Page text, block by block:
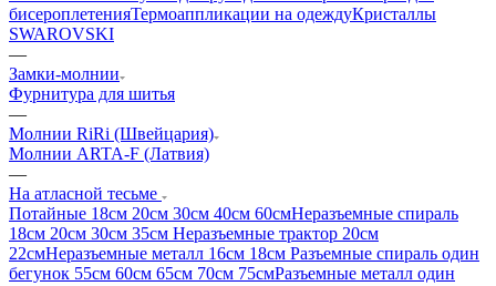
бисероплетенияТермоаппликации на одеждуКристаллы
SWAROVSKI
—
Замки-молнии
Фурнитура для шитья
—
Молнии RiRi (Швейцария)
Молнии ARTA-F (Латвия)
—
На атласной тесьме
Потайные 18см 20см 30см 40см 60смНеразъемные спираль
18см 20см 30см 35см Неразъемные трактор 20см
22смНеразъемные металл 16см 18см Разъемные спираль один
бегунок 55см 60см 65см 70см 75смРазъемные металл один